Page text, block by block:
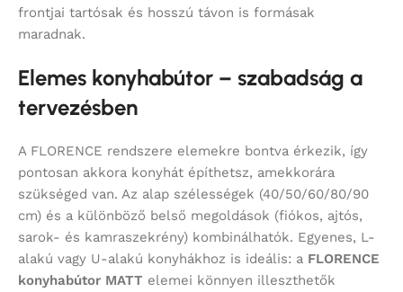
frontjai tartósak és hosszú távon is formásak
maradnak.
Elemes konyhabútor – szabadság a
tervezésben
A FLORENCE rendszere elemekre bontva érkezik, így
pontosan akkora konyhát építhetsz, amekkorára
szükséged van. Az alap szélességek (40/50/60/80/90
cm) és a különböző belső megoldások (fiókos, ajtós,
sarok- és kamraszekrény) kombinálhatók. Egyenes, L-
alakú vagy U-alakú konyhákhoz is ideális: a FLORENCE
konyhabútor MATT elemei könnyen illeszthetők